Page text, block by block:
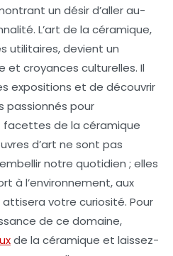
un désir d’aller au-
L’art de la céramique,
utilitaires, devient un
et croyances culturelles. Il
expositions et de découvrir
passionnés pour
facettes de la céramique
d’art ne sont pas
notre quotidien ; elles
à l’environnement, aux
votre curiosité. Pour
de ce domaine,
de la céramique et laissez-